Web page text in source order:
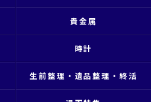
貴金属
時計
生前整理・遺品整理・終活